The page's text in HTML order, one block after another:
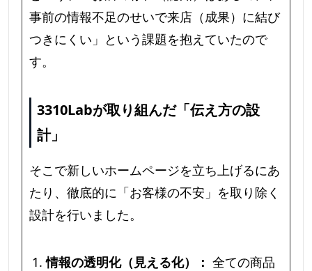
事前の情報不足のせいで来店（成果）に結び
つきにくい」という課題を抱えていたので
す。
3310Labが取り組んだ「伝え方の設
計」
そこで新しいホームページを立ち上げるにあ
たり、徹底的に「お客様の不安」を取り除く
設計を行いました。
情報の透明化（見える化）： 全ての商品